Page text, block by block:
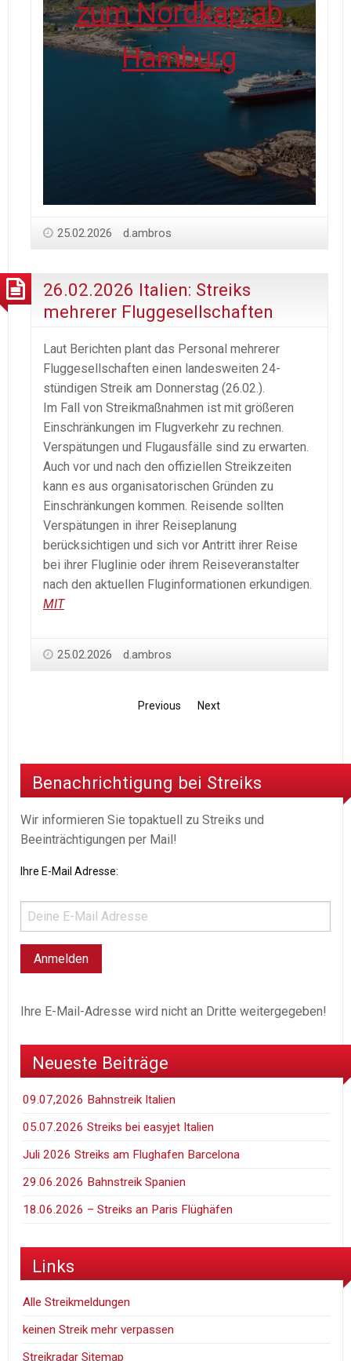
zum Nordkap ab
Hamburg
25.02.2026 d.ambros
26.02.2026 Italien: Streiks
mehrerer Fluggesellschaften
Laut Berichten plant das Personal mehrerer
Fluggesellschaften einen landesweiten 24-
stündigen Streik am Donnerstag (26.02.).
Im Fall von Streikmaßnahmen ist mit größeren
Einschränkungen im Flugverkehr zu rechnen.
Verspätungen und Flugausfälle sind zu erwarten.
Auch vor und nach den offiziellen Streikzeiten
kann es aus organisatorischen Gründen zu
Einschränkungen kommen. Reisende sollten
Verspätungen in ihrer Reiseplanung
berücksichtigen und sich vor Antritt ihrer Reise
bei ihrer Fluglinie oder ihrem Reiseveranstalter
nach den aktuellen Fluginformationen erkundigen.
MIT
25.02.2026 d.ambros
Previous Next
Benachrichtigung bei Streiks
Wir informieren Sie topaktuell zu Streiks und
Beeinträchtigungen per Mail!
Ihre E-Mail Adresse:
Ihre E-Mail-Adresse wird nicht an Dritte weitergegeben!
Neueste Beiträge
09.07,2026 Bahnstreik Italien
05.07.2026 Streiks bei easyjet Italien
Juli 2026 Streiks am Flughafen Barcelona
29.06.2026 Bahnstreik Spanien
18.06.2026 – Streiks an Paris Flüghäfen
Links
Alle Streikmeldungen
keinen Streik mehr verpassen
Streikradar Sitemap